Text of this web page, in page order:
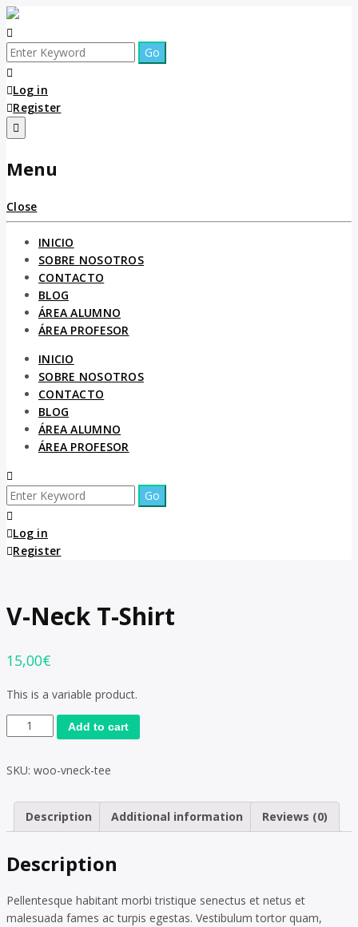
Log in
Register
Menu
Close
INICIO
SOBRE NOSOTROS
CONTACTO
BLOG
ÁREA ALUMNO
ÁREA PROFESOR
INICIO
SOBRE NOSOTROS
CONTACTO
BLOG
ÁREA ALUMNO
ÁREA PROFESOR
Log in
Register
V-Neck T-Shirt
15,00€
This is a variable product.
Add to cart
SKU: woo-vneck-tee
Description Additional information Reviews (0)
Description
Pellentesque habitant morbi tristique senectus et netus et
malesuada fames ac turpis egestas. Vestibulum tortor quam,